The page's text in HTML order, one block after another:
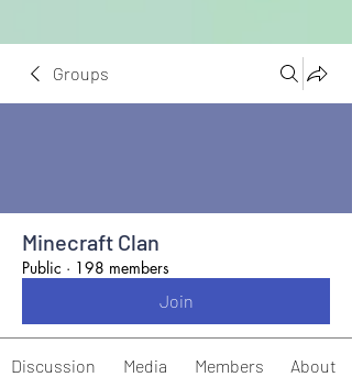
Groups
Minecraft Clan
Public · 198 members
Join
Discussion Media Members About